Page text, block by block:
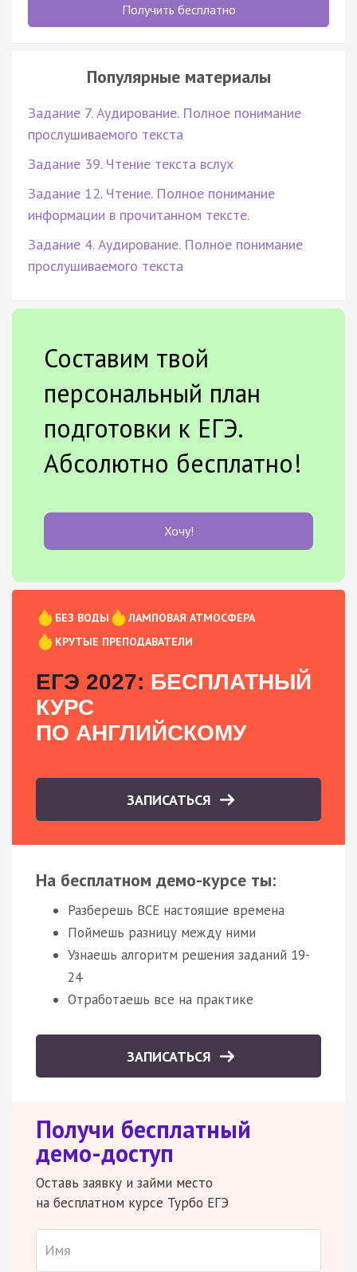
Получить бесплатно
Популярные материалы
Задание 7. Аудирование. Полное понимание
прослушиваемого текста
Задание 39. Чтение текста вслух
Задание 12. Чтение. Полное понимание
информации в прочитанном тексте.
Задание 4. Аудирование. Полное понимание
прослушиваемого текста
Составим твой
персональный план
подготовки к ЕГЭ.
Абсолютно бесплатно!
Хочу!
БЕЗ ВОДЫ
ЛАМПОВАЯ АТМОСФЕРА
КРУТЫЕ ПРЕПОДАВАТЕЛИ
ЕГЭ 2027: БЕСПЛАТНЫЙ
КУРС
ПО АНГЛИЙСКОМУ
ЗАПИСАТЬСЯ
На бесплатном демо-курсе ты:
Разберешь ВСЕ настоящие времена
Поймешь разницу между ними
Узнаешь алгоритм решения заданий 19-
24
Отработаешь все на практике
ЗАПИСАТЬСЯ
Получи бесплатный
демо-доступ
Оставь заявку и займи место
на бесплатном курсе Турбо ЕГЭ